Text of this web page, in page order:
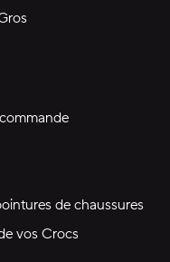
de chaussures
vos Crocs